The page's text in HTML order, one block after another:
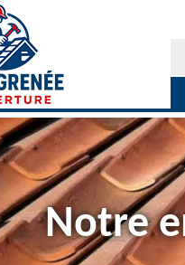
Notre